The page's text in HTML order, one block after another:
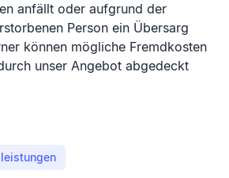
anfällt oder aufgrund der
Person ein Übersarg
können mögliche Fremdkosten
unser Angebot abgedeckt